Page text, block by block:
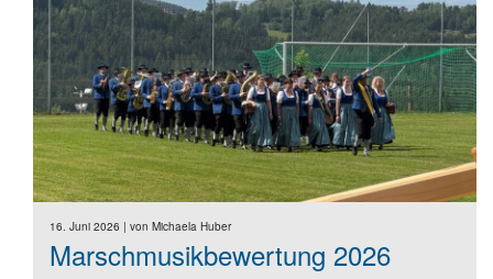
16. Juni 2026 | von Michaela Huber
Marschmusikbewertung 2026